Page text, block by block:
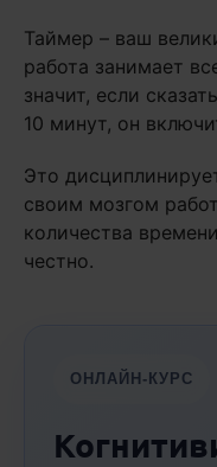
Таймер – ваш
работа занимает
значит, если
10 минут, он
Это
своим мозгом
количества
честно.
ОНЛАЙН-КУРС